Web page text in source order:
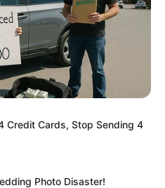
The Bible
Credit Cards, Stop Sending 4
Photo Disaster!